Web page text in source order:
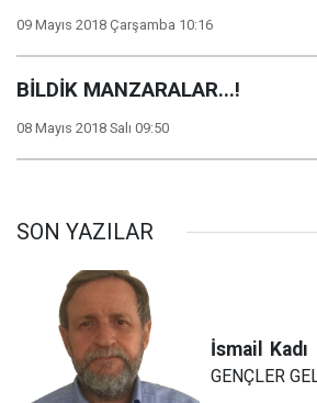
09 Mayıs 2018 Çarşamba 10:16
BİLDİK MANZARALAR...!
08 Mayıs 2018 Salı 09:50
SON YAZILAR
İsmail Kadı
GENÇLER